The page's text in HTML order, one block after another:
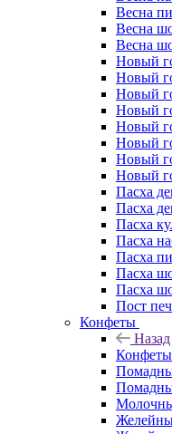
Весна
Весна
Весна
Новый
Новый
Новый
Новый
Новый
Новый
Новый
Новый
Пасха
Пасха
Пасха
Пасха
Пасха
Пасха
Пасха
Пост
Конфеты
Назад
Конфеты